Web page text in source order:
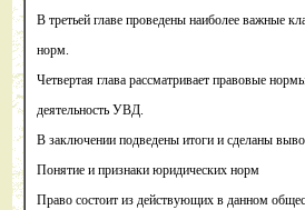
В третьей главе проведены наиболее важные
норм.
Четвертая глава рассматривает правовые
деятельность УВД.
В заключении подведены итоги и сделаны
Понятие и признаки юридических норм
Право состоит из действующих в данном